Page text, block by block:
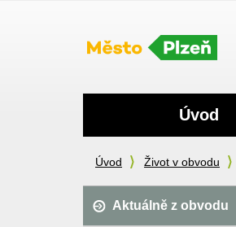
Úvod Život v obvodu
Aktuálně z obvodu
Úvod